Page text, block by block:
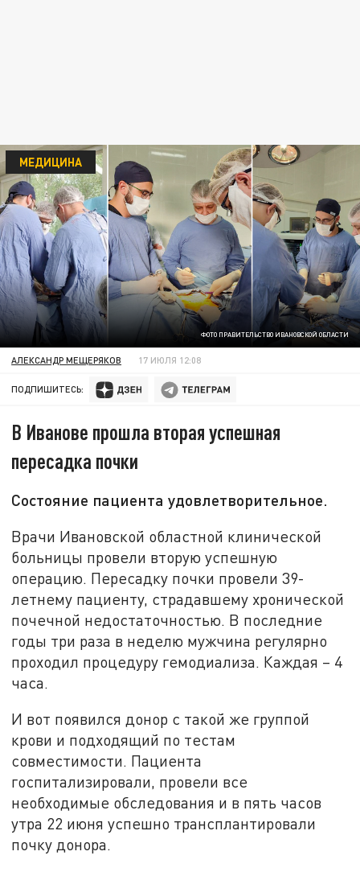
ФОТО ПРАВИТЕЛЬСТВО ИВАНОВСКОЙ ОБЛАСТИ
МЕДИЦИНА
АЛЕКСАНДР МЕЩЕРЯКОВ 17 ИЮЛЯ 12:08
ПОДПИШИТЕСЬ:
В Иванове прошла вторая успешная
пересадка почки
Состояние пациента удовлетворительное.
Врачи Ивановской областной клинической
больницы провели вторую успешную
операцию. Пересадку почки провели 39-
летнему пациенту, страдавшему хронической
почечной недостаточностью. В последние
годы три раза в неделю мужчина регулярно
проходил процедуру гемодиализа. Каждая – 4
часа.
И вот появился донор с такой же группой
крови и подходящий по тестам
совместимости. Пациента
госпитализировали, провели все
необходимые обследования и в пять часов
утра 22 июня успешно трансплантировали
почку донора.